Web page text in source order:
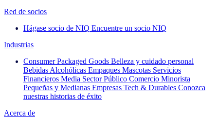
Red de socios
Hágase socio de NIQ Encuentre un socio NIQ
Industrias
Consumer Packaged Goods Belleza y cuidado personal
Bebidas Alcohólicas Empaques Mascotas Servicios
Financieros Media Sector Público Comercio Minorista
Pequeñas y Medianas Empresas Tech & Durables Conozca
nuestras historias de éxito
Acerca de